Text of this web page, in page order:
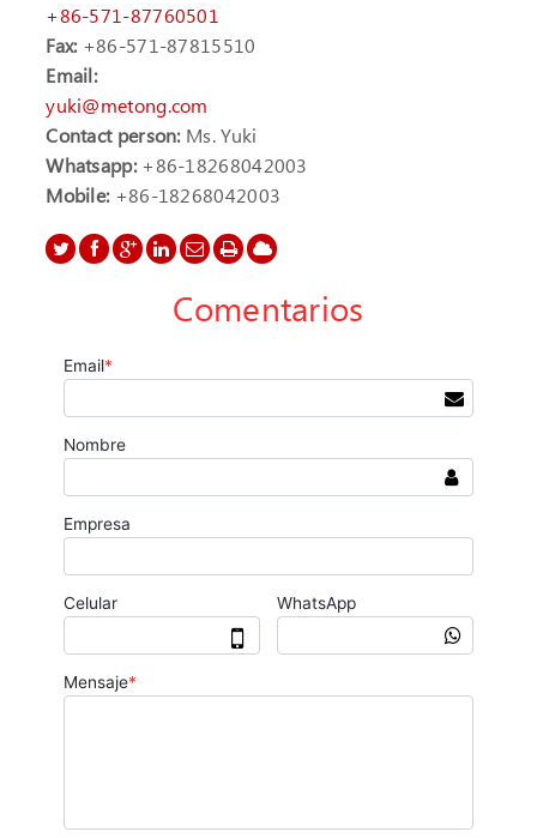
+86-571-87760501
Fax:+86-571-87815510
Email:
yuki@metong.com
Contact person: Ms. Yuki
Whatsapp:+86-18268042003
Mobile: +86-18268042003
Comentarios